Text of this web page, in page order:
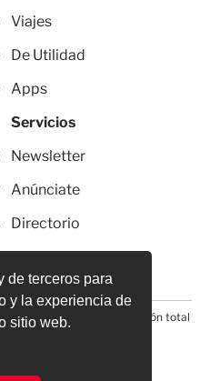
de terceros para
y la experiencia de
sitio web.
Viajes
De Utilidad
Apps
Servicios
Newsletter
Anúnciate
Directorio
Prohibida la reproducción total
medio electrónico*